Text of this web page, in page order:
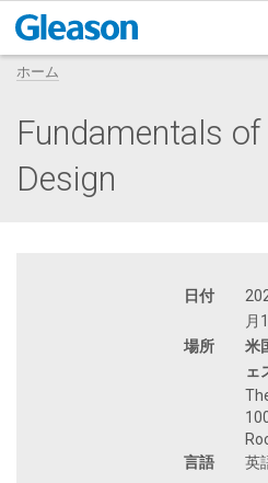
ホーム
Fundamentals of
Design
日付
月
場所
米
ェ
言語
英